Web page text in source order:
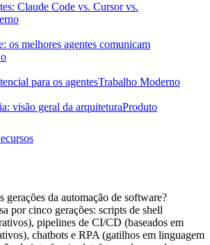
Claude Code vs. Cursor vs.
os melhores agentes comunicam
para os agentesTrabalho Moderno
visão geral da arquiteturaProduto
gerações da automação de software?
por cinco gerações: scripts de shell
pipelines de CI/CD (baseados em
chatbots e RPA (gatilhos em linguagem